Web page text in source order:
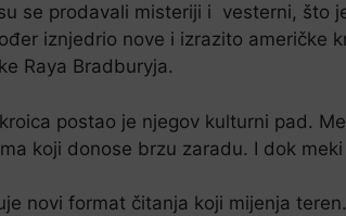
se prodavali misteriji i vesterni, što
iznjedrio nove i izrazito
Raya Bradburyja.
postao je njegov kulturni pad.
koji donose brzu zaradu. I dok
novi format čitanja koji mijenja